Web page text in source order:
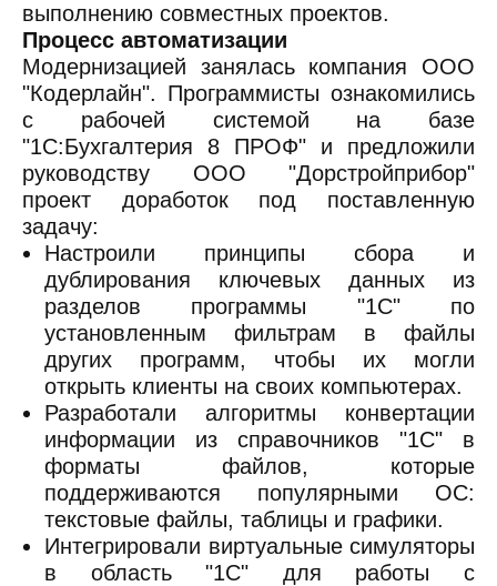
выполнению совместных проектов.
Процесс автоматизации
Модернизацией занялась компания ООО
"Кодерлайн". Программисты ознакомились
с рабочей системой на базе
"1С:Бухгалтерия 8 ПРОФ" и предложили
руководству ООО "Дорстройприбор"
проект доработок под поставленную
задачу:
Настроили принципы сбора и
дублирования ключевых данных из
разделов программы "1С" по
установленным фильтрам в файлы
других программ, чтобы их могли
открыть клиенты на своих компьютерах.
Разработали алгоритмы конвертации
информации из справочников "1С" в
форматы файлов, которые
поддерживаются популярными ОС:
текстовые файлы, таблицы и графики.
Интегрировали виртуальные симуляторы
в область "1С" для работы с